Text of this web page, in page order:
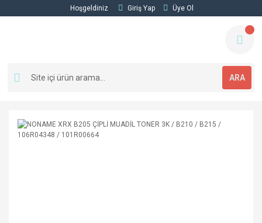
Hoşgeldiniz Giriş Yap Üye Ol
ARA